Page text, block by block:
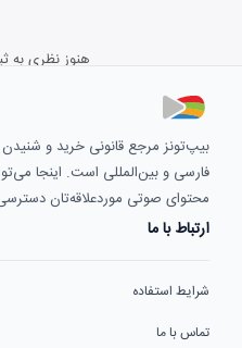
هنوز نظری به
بیپ‌تونز مرجع قانونی خرید و
فارسی و بین‌المللی است. اینجا
محتوای صوتی موردعلاقه‌تان
ارتباط با ما
شرایط استفاده
تماس با ما